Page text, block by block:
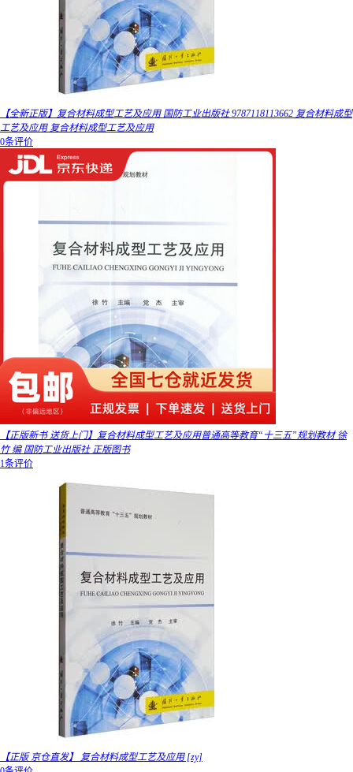
【全新正版】复合材料成型工艺及应用 国防工业出版社 9787118113662 复合材料成型
工艺及应用 复合材料成型工艺及应用
0条评价
【正版新书 送货上门】复合材料成型工艺及应用普通高等教育“十三五”规划教材 徐
竹 编 国防工业出版社 正版图书
1条评价
【正版 京仓直发】 复合材料成型工艺及应用 [zy]